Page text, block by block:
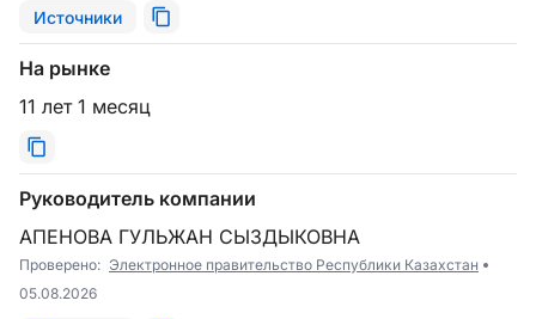
Источники
На рынке
11 лет 1 месяц
Руководитель компании
АПЕНОВА ГУЛЬЖАН СЫЗДЫКОВНА
Проверено: Электронное правительство Республики Казахстан
05.08.2026